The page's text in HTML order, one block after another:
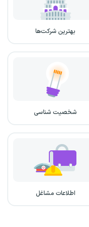
بهترین شرکت‌ها
شخصیت شناسی
اطلاعات مشاغل